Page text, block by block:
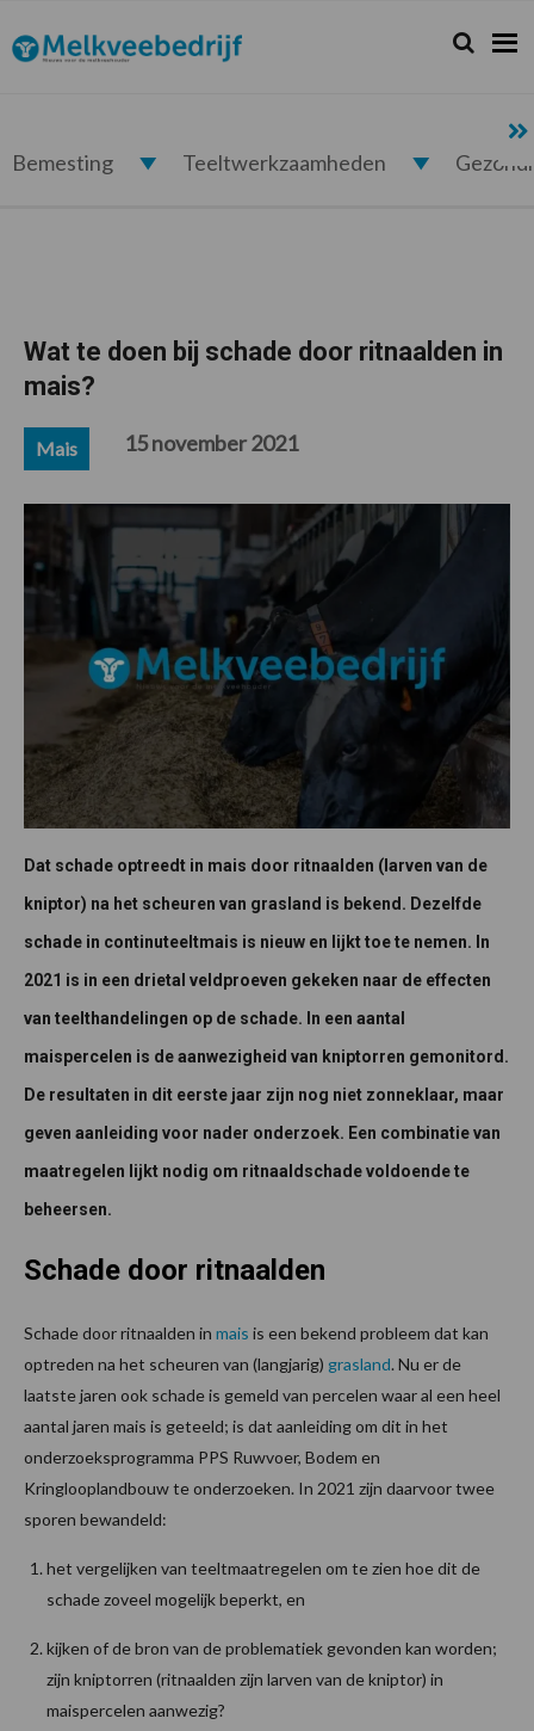
de
hoofdnavigatie
de
hoofd
de
eerste
de
voettekst
Melkveebedrijf.nl Zoeken...
Zoek
Bemesting Teeltwerkzaamheden
Wat te doen bij schade door ritnaalden in
mais?
Mais 15 november 2021
Dat schade optreedt in mais door ritnaalden (larven van de
kniptor) na het scheuren van grasland is bekend. Dezelfde
schade in continuteeltmais is nieuw en lijkt toe te nemen. In
2021 is in een drietal veldproeven gekeken naar de effecten
van teelthandelingen op de schade. In een aantal
maispercelen is de aanwezigheid van kniptorren gemonitord.
De resultaten in dit eerste jaar zijn nog niet zonneklaar, maar
geven aanleiding voor nader onderzoek. Een combinatie van
maatregelen lijkt nodig om ritnaaldschade voldoende te
beheersen.
Schade door ritnaalden
Schade door ritnaalden in mais is een bekend probleem dat kan
optreden na het scheuren van (langjarig) grasland. Nu er de
laatste jaren ook schade is gemeld van percelen waar al een heel
aantal jaren mais is geteeld; is dat aanleiding om dit in het
onderzoeksprogramma PPS Ruwvoer, Bodem en
Kringlooplandbouw te onderzoeken. In 2021 zijn daarvoor twee
sporen bewandeld:
het vergelijken van teeltmaatregelen om te zien hoe dit de
schade zoveel mogelijk beperkt, en
kijken of de bron van de problematiek gevonden kan worden;
zijn kniptorren (ritnaalden zijn larven van de kniptor) in
maispercelen aanwezig?